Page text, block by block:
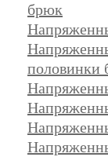
брюк
половинки